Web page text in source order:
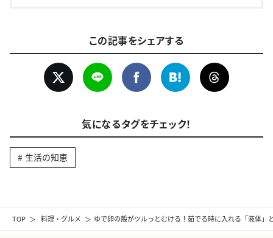
TOP 料理・グルメ ゆで卵の殻がツルっとむける！茹でる時に入れる「液体」
この記事をシェアする
気になるタグをチェック！
生活の知恵